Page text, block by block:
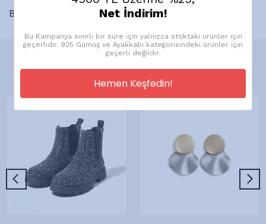
Bu ürün için henüz yorum yapılmamış.
Önerilen Ürünler
Net İndirim!
Bu Kampanya sınırlı bir süre için yalnızca stoktaki ürünler için
geçerlidir. 925 Gümüş ve Ayakkabı kategorisindeki ürünler için
geçerli değildir.
Hemen Keşfedin!